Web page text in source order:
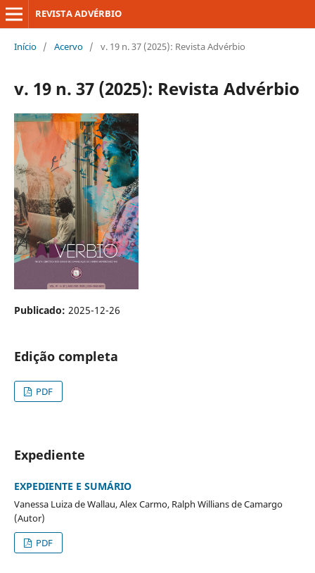
REVISTA ADVÉRBIO
Início / Acervo / v. 19 n. 37 (2025): Revista Advérbio
v. 19 n. 37 (2025): Revista Advérbio
Publicado: 2025-12-26
Edição completa
PDF
Expediente
EXPEDIENTE E SUMÁRIO
Vanessa Luiza de Wallau, Alex Carmo, Ralph Willians de Camargo
(Autor)
PDF